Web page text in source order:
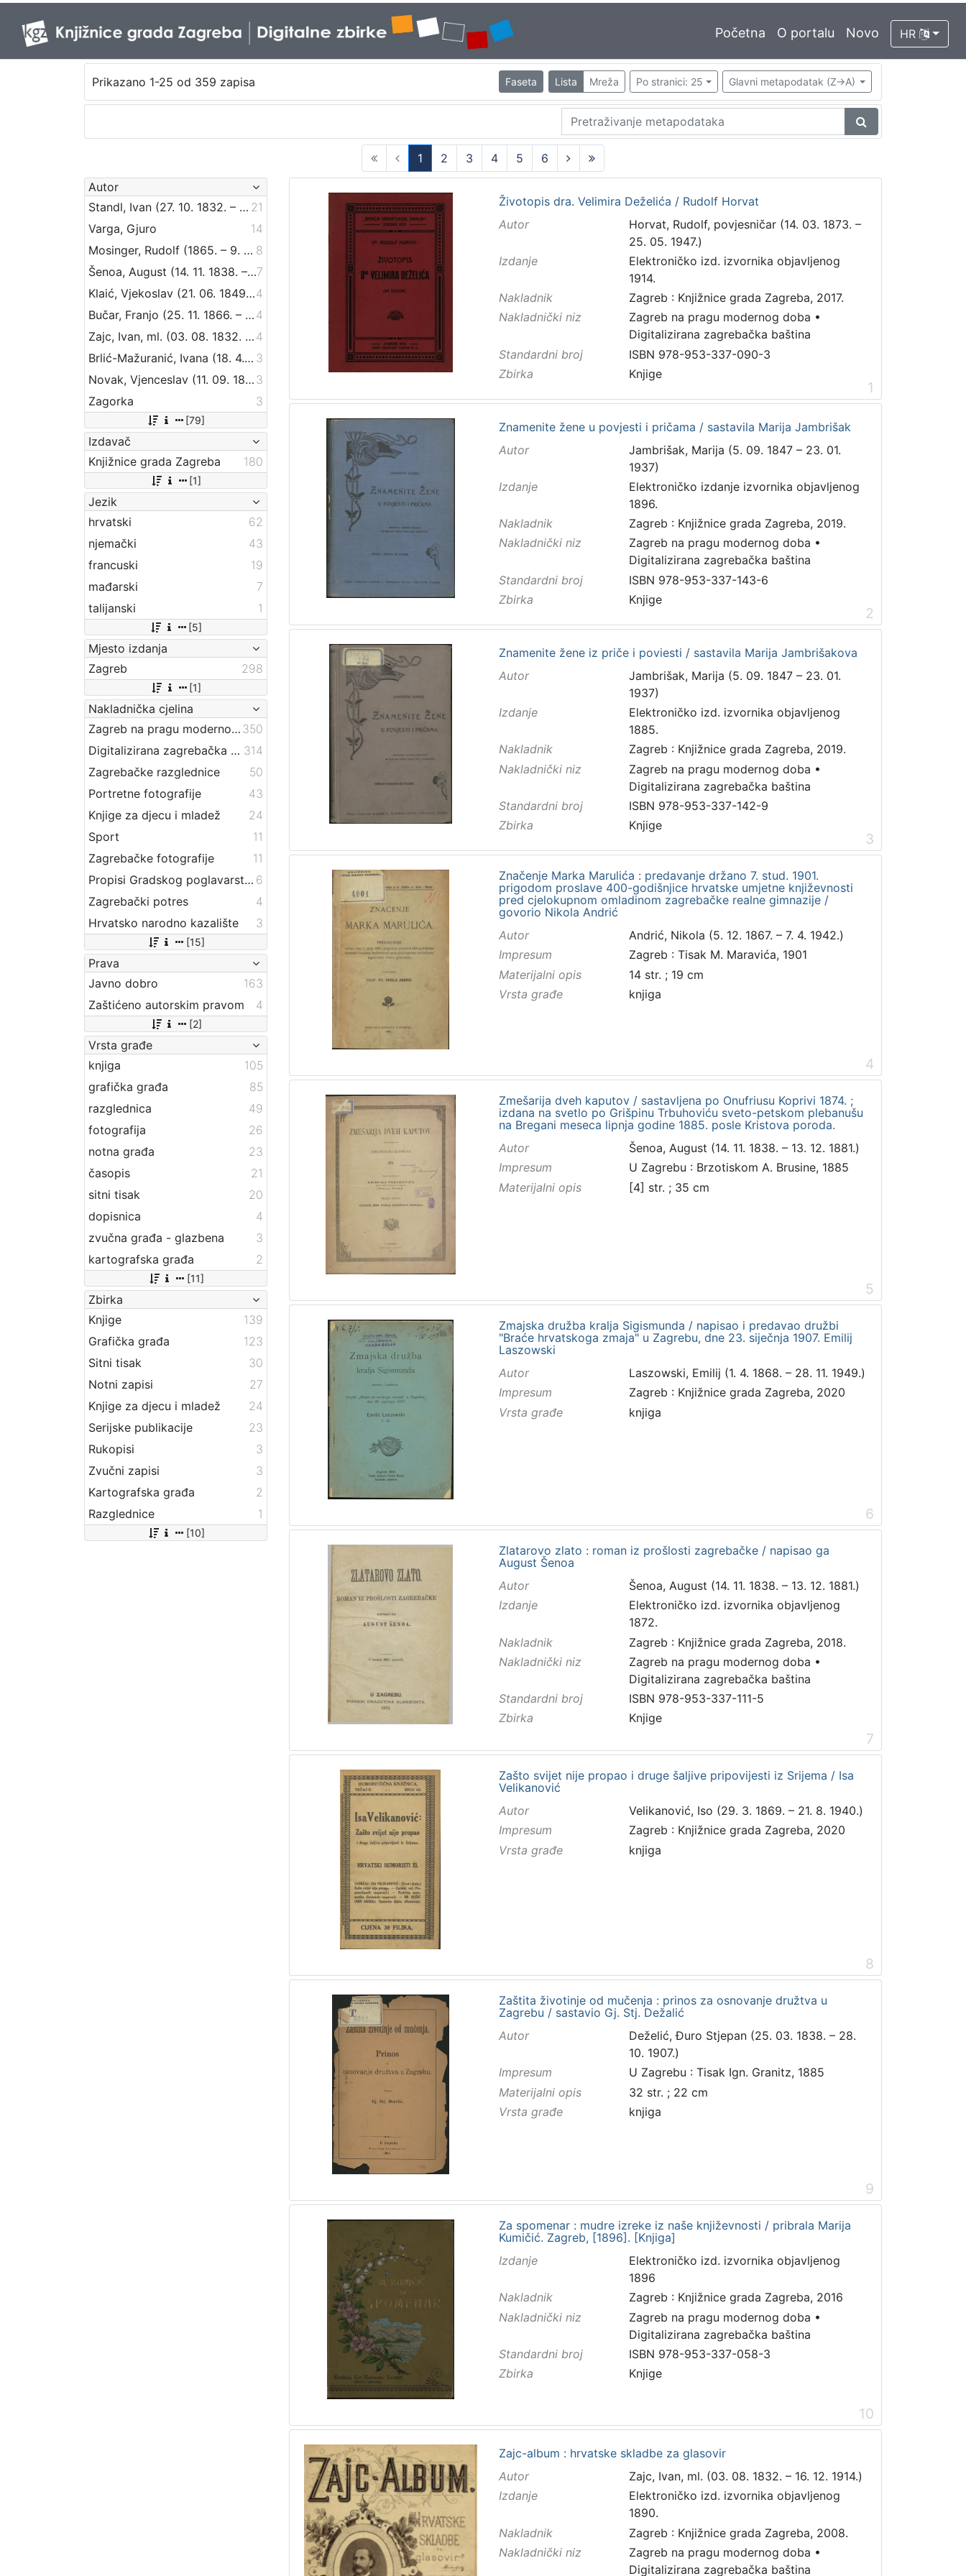
Početna O portalu Novo HR
Prikazano 1-25 od 359 zapisa Faseta Lista Mreža Po stranici: 25 Glavni metapodatak (Z->A)
1
(current)
2 3 4 5
6
Autor
Standl, Ivan (27. 10. 1832. – 30. 8. 1897.) 21
Varga, Gjuro
14
Mosinger, Rudolf (1865. – 9. 10. 1918.) 8
Šenoa, August (14. 11. 1838. – 13. 12. 1881.)7
Klaić, Vjekoslav (21. 06. 1849. – 01. 07. 1928.)4
Bučar, Franjo (25. 11. 1866. – 26. 12. 1946.) 4
Zajc, Ivan, ml. (03. 08. 1832. – 16. 12. 1914.) 4
Brlić-Mažuranić, Ivana (18. 4. 1874. – 21. 9. 1938.) 3
Novak, Vjenceslav (11. 09. 1859 – 20. 09. 1905) 3
Zagorka
3
[79]
Izdavač
Knjižnice grada Zagreba
180
[1]
Jezik
hrvatski
62
njemački
43
francuski
19
mađarski
7
talijanski
1
[5]
Mjesto izdanja
Zagreb
298
[1]
Nakladnička cjelina
Zagreb na pragu modernog doba 350
Digitalizirana zagrebačka baština 314
Zagrebačke razglednice
50
Portretne fotografije
43
Knjige za djecu i mladež
24
Sport
11
Zagrebačke fotografije
11
Propisi Gradskog poglavarstva 6
Zagrebački potres
4
Hrvatsko narodno kazalište
3
[15]
Prava
Javno dobro
163
Zaštićeno autorskim pravom
4
[2]
Vrsta građe
knjiga
105
grafička građa
85
razglednica
49
fotografija
26
notna građa
23
časopis
21
sitni tisak
20
dopisnica
4
zvučna građa - glazbena
3
kartografska građa
2
[11]
Zbirka
Knjige
139
Grafička građa
123
Sitni tisak
30
Notni zapisi
27
Knjige za djecu i mladež
24
Serijske publikacije
23
Rukopisi
3
Zvučni zapisi
3
Kartografska građa
2
Razglednice
1
[10]
Životopis dra. Velimira Deželića / Rudolf Horvat
Autor
Horvat, Rudolf, povjesničar (14. 03. 1873. –
25. 05. 1947.)
Izdanje
Elektroničko izd. izvornika objavljenog
1914.
Nakladnik
Zagreb : Knjižnice grada Zagreba, 2017.
Nakladnički niz
Zagreb na pragu modernog doba •
Digitalizirana zagrebačka baština
Standardni broj
ISBN 978-953-337-090-3
Zbirka
Knjige
1
Znamenite žene u povjesti i pričama / sastavila Marija Jambrišak
Autor
Jambrišak, Marija (5. 09. 1847 – 23. 01.
1937)
Izdanje
Elektroničko izdanje izvornika objavljenog
1896.
Nakladnik
Zagreb : Knjižnice grada Zagreba, 2019.
Nakladnički niz
Zagreb na pragu modernog doba •
Digitalizirana zagrebačka baština
Standardni broj
ISBN 978-953-337-143-6
Zbirka
Knjige
2
Znamenite žene iz priče i poviesti / sastavila Marija Jambrišakova
Autor
Jambrišak, Marija (5. 09. 1847 – 23. 01.
1937)
Izdanje
Elektroničko izd. izvornika objavljenog
1885.
Nakladnik
Zagreb : Knjižnice grada Zagreba, 2019.
Nakladnički niz
Zagreb na pragu modernog doba •
Digitalizirana zagrebačka baština
Standardni broj
ISBN 978-953-337-142-9
Zbirka
Knjige
3
Značenje Marka Marulića : predavanje držano 7. stud. 1901.
prigodom proslave 400-godišnjice hrvatske umjetne književnosti
pred cjelokupnom omladinom zagrebačke realne gimnazije /
govorio Nikola Andrić
Autor
Andrić, Nikola (5. 12. 1867. – 7. 4. 1942.)
Impresum
Zagreb : Tisak M. Maravića, 1901
Materijalni opis
14 str. ; 19 cm
Vrsta građe
knjiga
4
Zmešarija dveh kaputov / sastavljena po Onufriusu Koprivi 1874. ;
izdana na svetlo po Grišpinu Trbuhoviću sveto-petskom plebanušu
na Bregani meseca lipnja godine 1885. posle Kristova poroda.
Autor
Šenoa, August (14. 11. 1838. – 13. 12. 1881.)
Impresum
U Zagrebu : Brzotiskom A. Brusine, 1885
Materijalni opis
[4] str. ; 35 cm
5
Zmajska družba kralja Sigismunda / napisao i predavao družbi
"Braće hrvatskoga zmaja" u Zagrebu, dne 23. siječnja 1907. Emilij
Laszowski
Autor
Laszowski, Emilij (1. 4. 1868. – 28. 11. 1949.)
Impresum
Zagreb : Knjižnice grada Zagreba, 2020
Vrsta građe
knjiga
6
Zlatarovo zlato : roman iz prošlosti zagrebačke / napisao ga
August Šenoa
Autor
Šenoa, August (14. 11. 1838. – 13. 12. 1881.)
Izdanje
Elektroničko izd. izvornika objavljenog
1872.
Nakladnik
Zagreb : Knjižnice grada Zagreba, 2018.
Nakladnički niz
Zagreb na pragu modernog doba •
Digitalizirana zagrebačka baština
Standardni broj
ISBN 978-953-337-111-5
Zbirka
Knjige
7
Zašto svijet nije propao i druge šaljive pripovijesti iz Srijema / Isa
Velikanović
Autor
Velikanović, Iso (29. 3. 1869. – 21. 8. 1940.)
Impresum
Zagreb : Knjižnice grada Zagreba, 2020
Vrsta građe
knjiga
8
Zaštita životinje od mučenja : prinos za osnovanje družtva u
Zagrebu / sastavio Gj. Stj. Dežalić
Autor
Deželić, Đuro Stjepan (25. 03. 1838. – 28.
10. 1907.)
Impresum
U Zagrebu : Tisak Ign. Granitz, 1885
Materijalni opis
32 str. ; 22 cm
Vrsta građe
knjiga
9
Za spomenar : mudre izreke iz naše književnosti / pribrala Marija
Kumičić. Zagreb, [1896]. [Knjiga]
Izdanje
Elektroničko izd. izvornika objavljenog
1896
Nakladnik
Zagreb : Knjižnice grada Zagreba, 2016
Nakladnički niz
Zagreb na pragu modernog doba •
Digitalizirana zagrebačka baština
Standardni broj
ISBN 978-953-337-058-3
Zbirka
Knjige
10
Zajc-album : hrvatske skladbe za glasovir
Autor
Zajc, Ivan, ml. (03. 08. 1832. – 16. 12. 1914.)
Izdanje
Elektroničko izd. izvornika objavljenog
1890.
Nakladnik
Zagreb : Knjižnice grada Zagreba, 2008.
Nakladnički niz
Zagreb na pragu modernog doba •
Digitalizirana zagrebačka baština